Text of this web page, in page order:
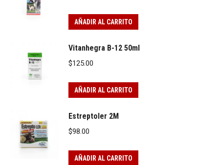
AÑADIR AL CARRITO
Vitanhegra B-12 50ml
$125.00
AÑADIR AL CARRITO
Estreptoler 2M
$98.00
AÑADIR AL CARRITO